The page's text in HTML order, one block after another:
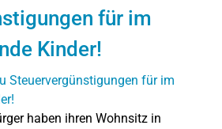
für im
Kinder!
haben ihren Wohnsitz in